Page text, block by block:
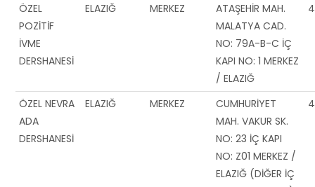
ÖZEL
POZİTİF
İVME
DERSHANESİ
ELAZIĞ MERKEZ
ATAŞEHİR MAH.
MALATYA CAD.
NO: 79A-B-C İÇ
KAPI NO: 1 MERKEZ
/ ELAZIĞ
ÖZEL NEVRA
ADA
DERSHANESİ
ELAZIĞ MERKEZ
CUMHURİYET
MAH. VAKUR SK.
NO: 23 İÇ KAPI
NO: Z01 MERKEZ /
ELAZIĞ (DİĞER İÇ